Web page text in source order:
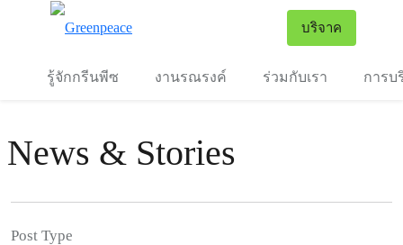
บริจาค
รู้จักกรีนพีซ งานรณรงค์ ร่วมกับเรา การบ
News & Stories
Post Type